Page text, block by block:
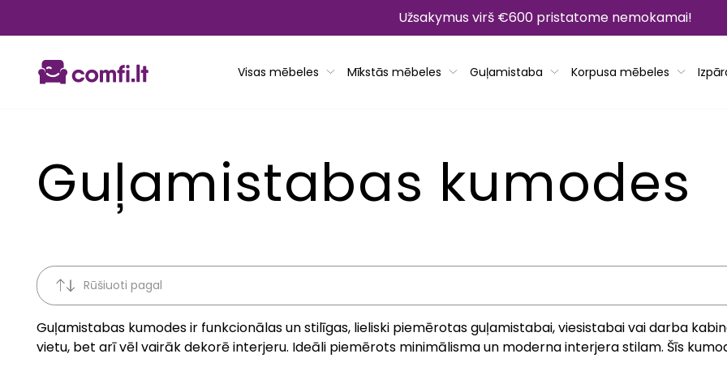
Užsakymus virš €600 pristatome nemokamai!
Visas mēbeles Mīkstās mēbeles Guļamistaba Korpusa mēbeles
Guļamistabas kumodes
Rūšiuoti pagal
Guļamistabas kumodes ir funkcionālas un stilīgas, lieliski piemērotas guļamistabai, viesistabai vai darba
vietu, bet arī vēl vairāk dekorē interjeru. Ideāli piemērots minimālisma un moderna interjera stilam. Šīs